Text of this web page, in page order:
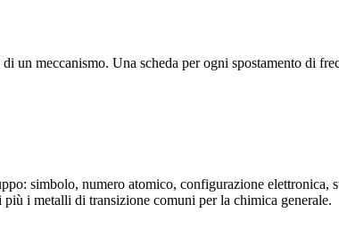
un meccanismo. Una scheda per ogni spostamento di
simbolo, numero atomico, configurazione
i metalli di transizione comuni per la chimica generale.